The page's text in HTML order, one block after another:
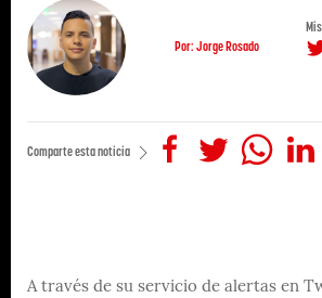
Por: Jorge Rosado
Comparte esta noticia
A través de su servicio de alertas en